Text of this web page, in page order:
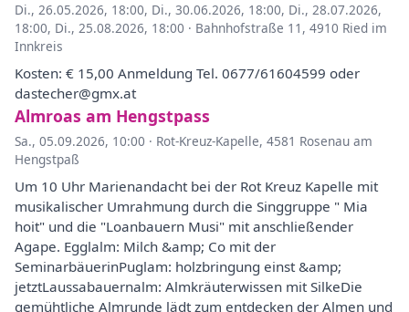
Di., 26.05.2026, 18:00, Di., 30.06.2026, 18:00, Di., 28.07.2026,
18:00, Di., 25.08.2026, 18:00 · Bahnhofstraße 11, 4910 Ried im
Innkreis
Kosten: € 15,00 Anmeldung Tel. 0677/61604599 oder
dastecher@gmx.at
Almroas am Hengstpass
Sa., 05.09.2026, 10:00 · Rot-Kreuz-Kapelle, 4581 Rosenau am
Hengstpaß
Um 10 Uhr Marienandacht bei der Rot Kreuz Kapelle mit
musikalischer Umrahmung durch die Singgruppe " Mia
hoit" und die "Loanbauern Musi" mit anschließender
Agape. Egglalm: Milch &amp; Co mit der
SeminarbäuerinPuglam: holzbringung einst &amp;
jetztLaussabauernalm: Almkräuterwissen mit SilkeDie
gemühtliche Almrunde lädt zum entdecken der Almen und